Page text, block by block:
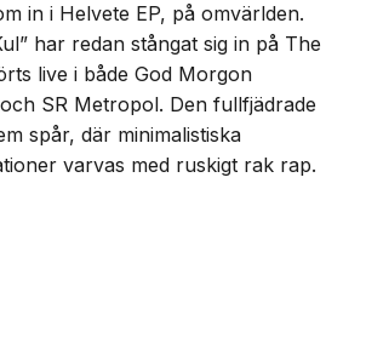
in i Helvete EP, på omvärlden.
har redan stångat sig in på The
live i både God Morgon
SR Metropol. Den fullfjädrade
spår, där minimalistiska
varvas med ruskigt rak rap.